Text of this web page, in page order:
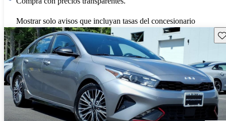
Mostrar solo avisos que incluyan tasas del concesionario